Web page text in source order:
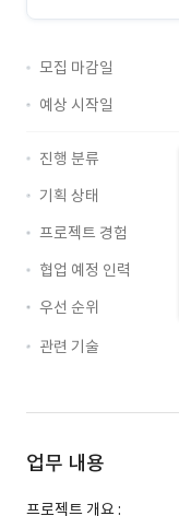
모집 마감일
예상 시작일
진행 분류
기획 상태
프로젝트 경험
협업 예정 인력
우선 순위
관련 기술
업무 내용
프로젝트 개요 :